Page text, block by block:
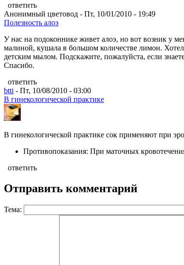
ответить
Анонимный цветовод - Пт, 10/01/2010 - 19:49
Полезность алоэ
У нас на подоконнике живет алоэ, но вот возник у
малиной, кушала в большом количестве лимон.
детским мылом. Подскажите, пожалуйста, если
Спасибо.
ответить
btti - Пт, 10/08/2010 - 03:00
В гинекологической практике
В гинекологической практике сок применяют при
Противопоказания: При маточных
ответить
Отправить комментарий
Тема: